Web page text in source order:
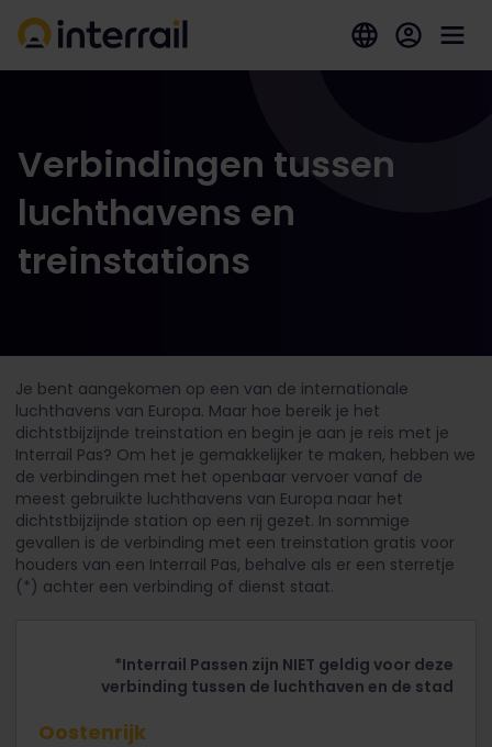
Verbindingen tussen
luchthavens en
treinstations
Je bent aangekomen op een van de internationale
luchthavens van Europa. Maar hoe bereik je het
dichtstbijzijnde treinstation en begin je aan je reis met je
Interrail Pas? Om het je gemakkelijker te maken, hebben we
de verbindingen met het openbaar vervoer vanaf de
meest gebruikte luchthavens van Europa naar het
dichtstbijzijnde station op een rij gezet. In sommige
gevallen is de verbinding met een treinstation gratis voor
houders van een Interrail Pas, behalve als er een sterretje
(*) achter een verbinding of dienst staat.
*Interrail Passen zijn NIET geldig voor deze
verbinding tussen de luchthaven en de stad
Oostenrijk